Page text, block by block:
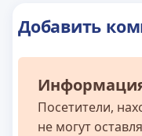
Добавить
Посетители,
не могут